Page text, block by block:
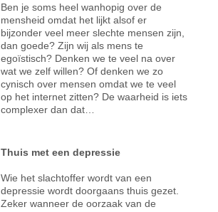
Ben je soms heel wanhopig over de
mensheid omdat het lijkt alsof er
bijzonder veel meer slechte mensen zijn,
dan goede? Zijn wij als mens te
egoïstisch? Denken we te veel na over
wat we zelf willen? Of denken we zo
cynisch over mensen omdat we te veel
op het internet zitten? De waarheid is iets
complexer dan dat…
Thuis met een depressie
Wie het slachtoffer wordt van een
depressie wordt doorgaans thuis gezet.
Zeker wanneer de oorzaak van de